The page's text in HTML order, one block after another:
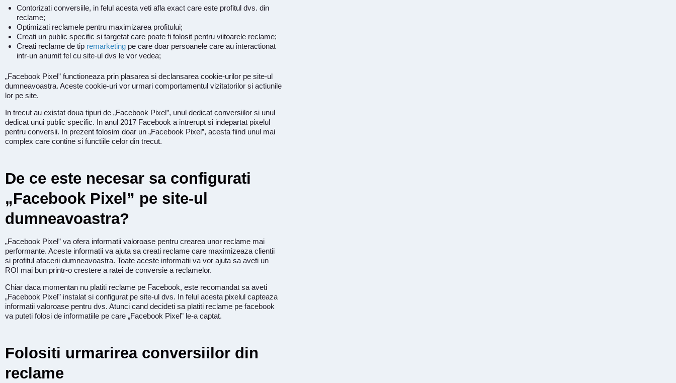
Contorizati conversiile, in felul acesta veti afla exact care este profitul dvs. din
reclame;
Optimizati reclamele pentru maximizarea profitului;
Creati un public specific si targetat care poate fi folosit pentru viitoarele reclame;
Creati reclame de tip remarketingpe care doar persoanele care au interactionat
intr-un anumit fel cu site-ul dvs le vor vedea;
„Facebook Pixel” functioneaza prin plasarea si declansarea cookie-urilor pe site-ul
dumneavoastra. Aceste cookie-uri vor urmari comportamentul vizitatorilor si actiunile
lor pe site.
In trecut au existat doua tipuri de „Facebook Pixel”, unul dedicat conversiilor si unul
dedicat unui public specific. In anul 2017 Facebook a intrerupt si indepartat pixelul
pentru conversii. In prezent folosim doar un „Facebook Pixel”, acesta fiind unul mai
complex care contine si functiile celor din trecut.
De ce este necesar sa configurati
„Facebook Pixel” pe site-ul
dumneavoastra?
„Facebook Pixel” va ofera informatii valoroase pentru crearea unor reclame mai
performante. Aceste informatii va ajuta sa creati reclame care maximizeaza clientii
si profitul afacerii dumneavoastra. Toate aceste informatii va vor ajuta sa aveti un
ROI mai bun printr-o crestere a ratei de conversie a reclamelor.
Chiar daca momentan nu platiti reclame pe Facebook, este recomandat sa aveti
„Facebook Pixel” instalat si configurat pe site-ul dvs. In felul acesta pixelul capteaza
informatii valoroase pentru dvs. Atunci cand decideti sa platiti reclame pe facebook
va puteti folosi de informatiile pe care „Facebook Pixel” le-a captat.
Folositi urmarirea conversiilor din
reclame